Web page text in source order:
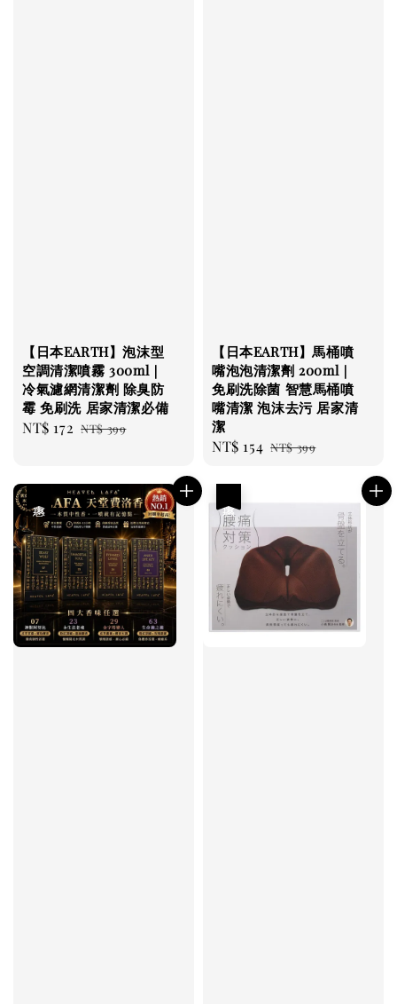
【日本EARTH】泡沫型
空調清潔噴霧 300ml｜
冷氣濾網清潔劑 除臭防
霉 免刷洗 居家清潔必備
Sale
NT$ 172 Regular
NT$ 399
【日本EARTH】馬桶噴
嘴泡泡清潔劑 200ml｜
免刷洗除菌 智慧馬桶噴
嘴清潔 泡沫去污 居家清
潔
Sale
NT$ 154 Regular
NT$ 399